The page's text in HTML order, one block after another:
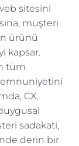
sitesini
müşteri
ürünü
kapsar.
tüm
CX,
sadakati,
derin bir